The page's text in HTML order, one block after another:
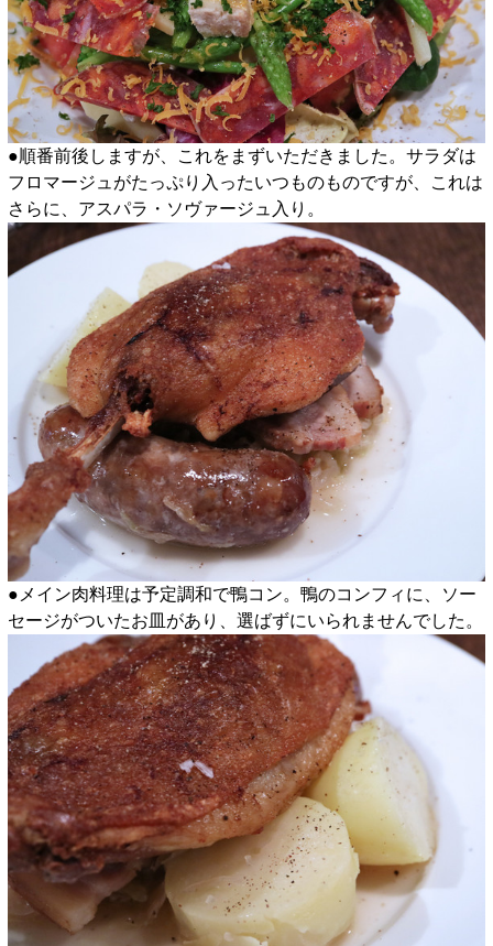
●順番前後しますが、これをまずいただきました。サラダは
フロマージュがたっぷり入ったいつものものですが、これは
さらに、アスパラ・ソヴァージュ入り。
●メイン肉料理は予定調和で鴨コン。鴨のコンフィに、ソー
セージがついたお皿があり、選ばずにいられませんでした。